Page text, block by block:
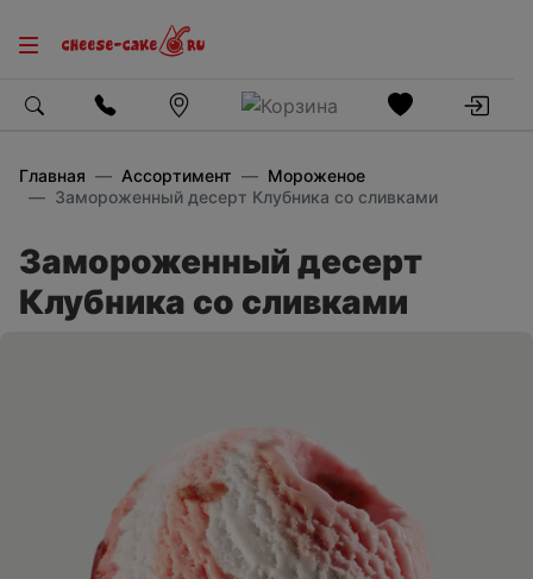
Главная Ассортимент
Мороженое
Замороженный десерт Клубника со сливками
Замороженный десерт
Клубника со сливками